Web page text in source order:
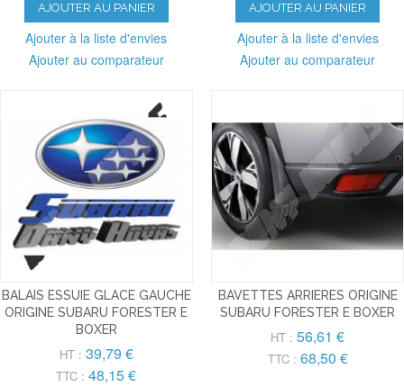
AJOUTER AU PANIER
Ajouter à la liste d'envies
Ajouter au comparateur
AJOUTER AU PANIER
Ajouter à la liste d'envies
Ajouter au comparateur
BALAIS ESSUIE GLACE GAUCHE
ORIGINE SUBARU FORESTER E
BOXER
HT : 39,79 €
TTC : 48,15 €
BAVETTES ARRIERES ORIGINE
SUBARU FORESTER E BOXER
HT : 56,61 €
TTC : 68,50 €